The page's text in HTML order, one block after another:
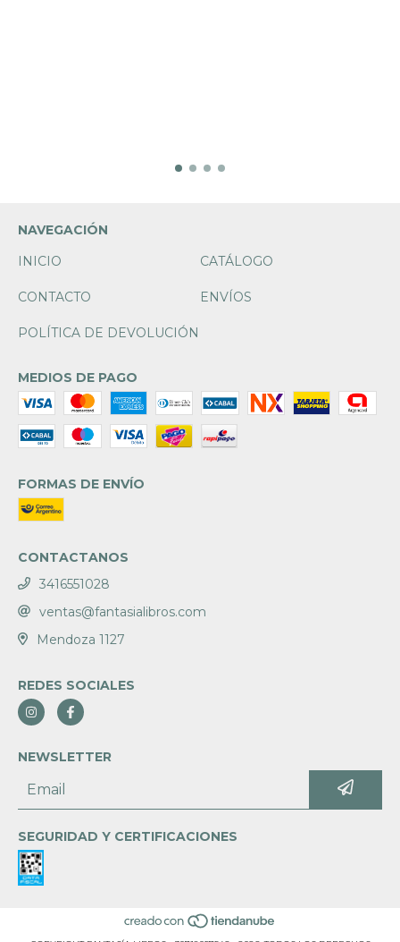
NAVEGACIÓN
INICIO
CATÁLOGO
CONTACTO ENVÍOS
POLÍTICA DE DEVOLUCIÓN
MEDIOS DE PAGO
FORMAS DE ENVÍO
CONTACTANOS
3416551028
ventas@fantasialibros.com
Mendoza 1127
REDES SOCIALES
NEWSLETTER
SEGURIDAD Y CERTIFICACIONES